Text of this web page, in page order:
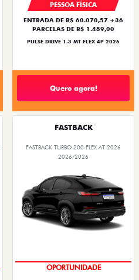
PESSOA FÍSICA
ENTRADA DE R$ 60.070,57 +36
PARCELAS DE R$ 1.489,00
PULSE DRIVE 1.3 MT FLEX 4P 2026
Quero agora!
FASTBACK
FASTBACK TURBO 200 FLEX AT 2026
2026/2026
OPORTUNIDADE